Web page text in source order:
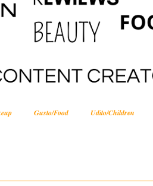
Gusto/Food
Udito/Children